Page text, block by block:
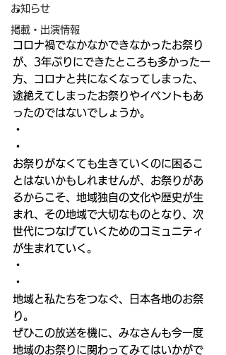
お知らせ
掲載・出演情報
・
・
コロナ禍でなかなかできなかったお祭り
が、3年ぶりにできたところも多かった一
方、コロナと共になくなってしまった、
途絶えてしまったお祭りやイベントもあ
ったのではないでしょうか。
・
・
お祭りがなくても生きていくのに困るこ
とはないかもしれませんが、お祭りがあ
るからこそ、地域独自の文化や歴史が生
まれ、その地域で大切なものとなり、次
世代につなげていくためのコミュニティ
が生まれていく。
・
・
地域と私たちをつなぐ、日本各地のお祭
り。
ぜひこの放送を機に、みなさんも今一度
地域のお祭りに関わってみてはいかがで